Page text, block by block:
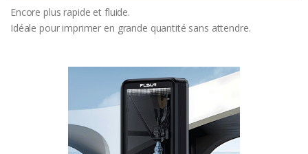
Encore plus rapide et fluide.
Idéale pour imprimer en grande quantité sans attendre.